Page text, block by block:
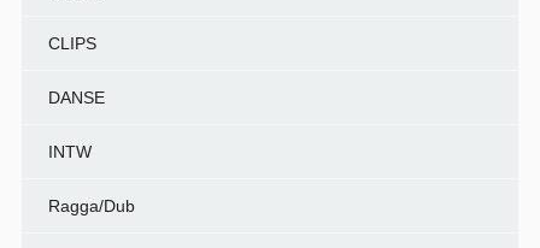
CLIPS
DANSE
INTW
Ragga/Dub